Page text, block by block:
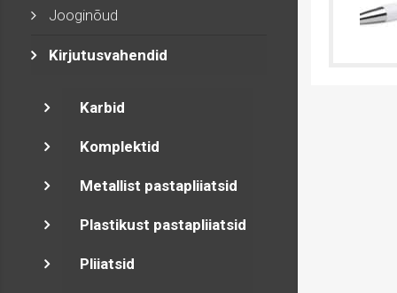
Jooginõud
Kirjutusvahendid
Karbid
Komplektid
Metallist pastapliiatsid
Plastikust pastapliiatsid
Pliiatsid